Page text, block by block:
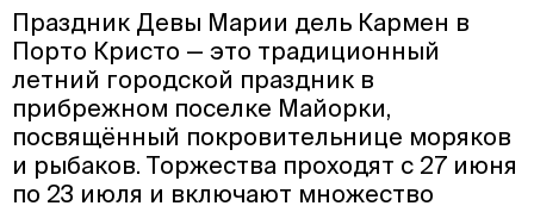
Праздник Девы Марии дель Кармен в
Порто Кристо — это традиционный
летний городской праздник в
прибрежном поселке Майорки,
посвящённый покровительнице моряков
и рыбаков. Торжества проходят с 27 июня
по 23 июля и включают множество